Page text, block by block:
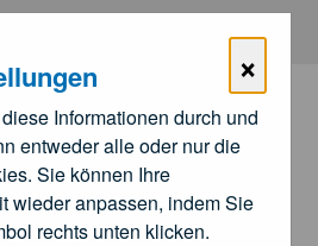
×
Informationen durch und
entweder alle oder nur die
Sie können Ihre
wieder anpassen, indem Sie
rechts unten klicken.